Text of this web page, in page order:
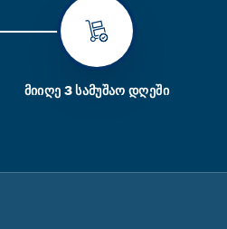
ᲛᲘᲘᲦᲔ 3 ᲡᲐᲛᲣᲨᲐᲝ ᲓᲦᲔᲨᲘ